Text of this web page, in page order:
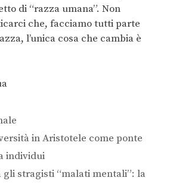
di “razza umana”. Non
che, facciamo tutti parte
l’unica cosa che cambia è
in Aristotele come ponte
individui
gli stragisti “malati mentali”: la